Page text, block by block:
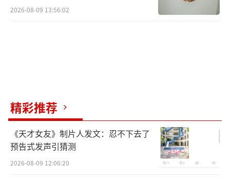
2026-08-09 13:56:02
精彩推荐
《天才女友》制片人发文：忍不下去了
预告式发声引猜测
2026-08-09 12:06:20